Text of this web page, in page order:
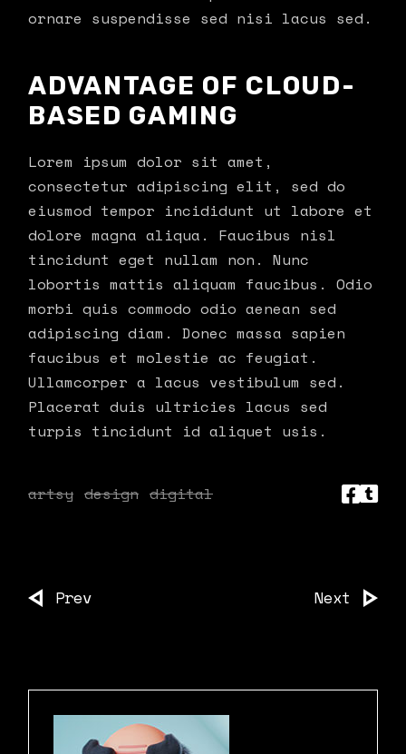
ornare suspendisse sed nisi lacus sed.
ADVANTAGE OF CLOUD-
BASED GAMING
Lorem ipsum dolor sit amet,
consectetur adipiscing elit, sed do
eiusmod tempor incididunt ut labore et
dolore magna aliqua. Faucibus nisl
tincidunt eget nullam non. Nunc
lobortis mattis aliquam faucibus. Odio
morbi quis commodo odio aenean sed
adipiscing diam. Donec massa sapien
faucibus et molestie ac feugiat.
Ullamcorper a lacus vestibulum sed.
Placerat duis ultricies lacus sed
turpis tincidunt id aliquet usis.
artsy design digital
Prev Next